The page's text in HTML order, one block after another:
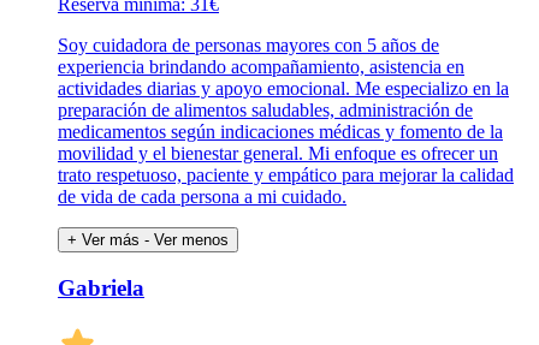
Reserva mínima: 31€
Soy cuidadora de personas mayores con 5 años de
experiencia brindando acompañamiento, asistencia en
actividades diarias y apoyo emocional. Me especializo en la
preparación de alimentos saludables, administración de
medicamentos según indicaciones médicas y fomento de la
movilidad y el bienestar general. Mi enfoque es ofrecer un
trato respetuoso, paciente y empático para mejorar la calidad
de vida de cada persona a mi cuidado.
+ Ver más - Ver menos
Gabriela